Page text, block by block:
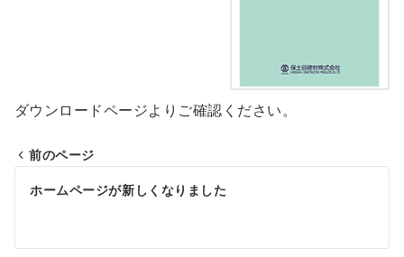
ダウンロードページよりご確認ください。
前のページ
ホームページが新しくなりました